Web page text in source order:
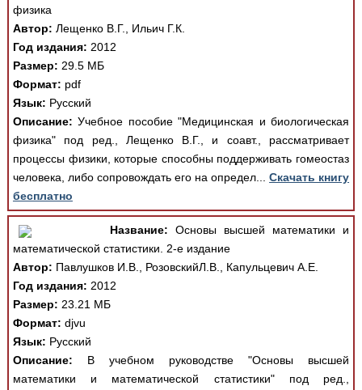
физика
Автор: Лещенко В.Г., Ильич Г.К.
Год издания: 2012
Размер: 29.5 МБ
Формат: pdf
Язык: Русский
Описание: Учебное пособие "Медицинская и биологическая
физика" под ред., Лещенко В.Г., и соавт., рассматривает
процессы физики, которые способны поддерживать гомеостаз
человека, либо сопровождать его на определ...Скачать книгу
бесплатно
Название: Основы высшей математики и
математической статистики. 2-е издание
Автор: Павлушков И.В., РозовскийЛ.В., Капульцевич А.Е.
Год издания: 2012
Размер: 23.21 МБ
Формат: djvu
Язык: Русский
Описание: В учебном руководстве "Основы высшей
математики и математической статистики" под ред.,